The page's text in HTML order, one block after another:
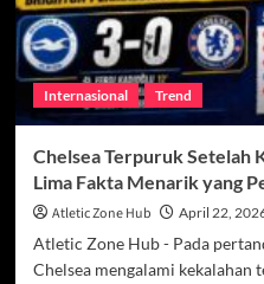
Internasional Trend
Chelsea Terpuruk Setelah
Lima Fakta Menarik yang
Atletic Zone Hub April 22,
Atletic Zone Hub - Pada
Chelsea mengalami kekalahan